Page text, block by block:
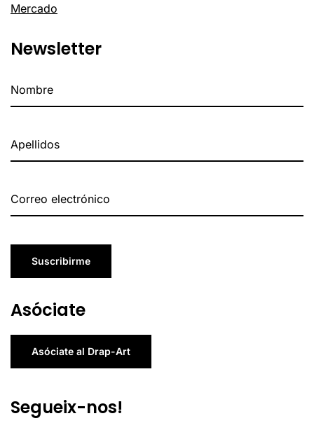
Mercado
Newsletter
Suscribirme
Asóciate
Asóciate al Drap-Art
Segueix-nos!